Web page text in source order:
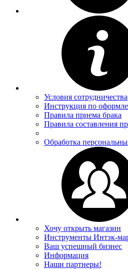
Условия сотрудничества
Инструкция по
Правила приема брака
Правила составления
Обработка
Хочу открыть магазин
Инструменты Интэк-
Ваш успешный бизнес
Информация
Наши партнеры!